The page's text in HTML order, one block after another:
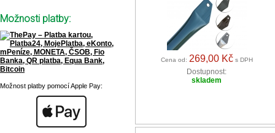
Cena od: 269,00 Kčs DPH
Dostupnost:
skladem
Možnosti platby:
Možnost platby pomocí Apple Pay: